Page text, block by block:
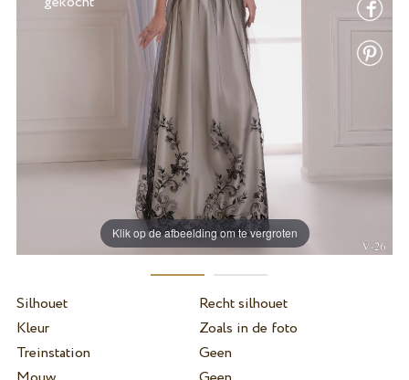
Klik op de afbeelding om te vergroten
Silhouet
Recht silhouet
Kleur
Zoals in de foto
Treinstation
Geen